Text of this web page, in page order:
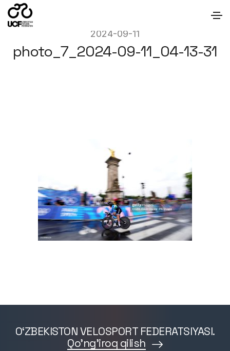
2024-09-11
photo_7_2024-09-11_04-13-31
O‘ZBEKISTON VELOSPORT FEDERATSIYASI.
Qo'ng'iroq qilish